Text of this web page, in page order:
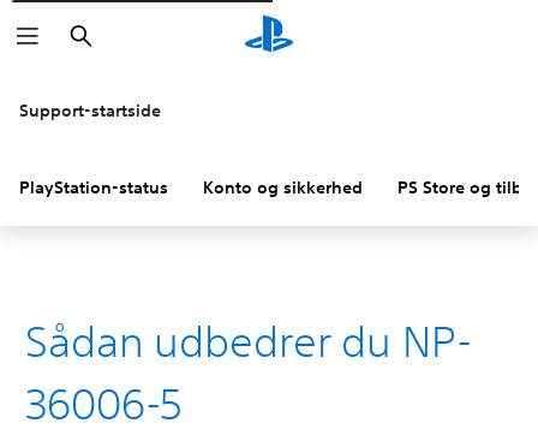
Søg
Support-startside
PlayStation-status Konto og sikkerhed PS Store og
Sådan udbedrer du NP-
36006-5